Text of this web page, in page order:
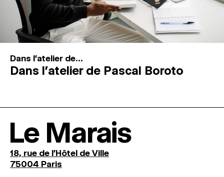
Dans l'atelier de...
Dans l’atelier de Pascal Boroto
Le Marais
18, rue de l'Hôtel de Ville
75004 Paris